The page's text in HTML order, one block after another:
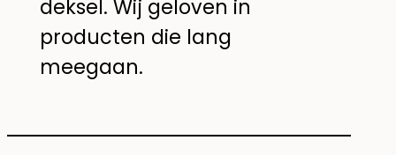
deksel. Wij geloven in
producten die lang
meegaan.